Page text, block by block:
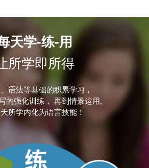
天学-练-用
所学即所得
语法等基础的积累学习，
的强化训练， 再到情景运用,
所学内化为语言技能！